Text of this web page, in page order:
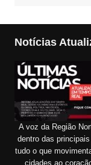
Notícias
A voz da Região
dentro das
tudo o que
cidades ao